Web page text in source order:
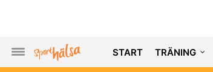
START TRÄNING